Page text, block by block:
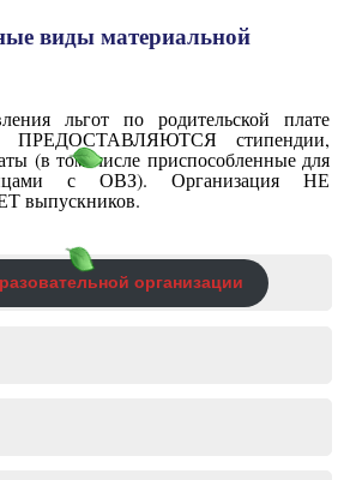
виды материальной
льгот по родительской плате
ПРЕДОСТАВЛЯЮТСЯ стипендии,
(в том числе приспособленные для
с ОВЗ). Организация НЕ
выпускников.
организации